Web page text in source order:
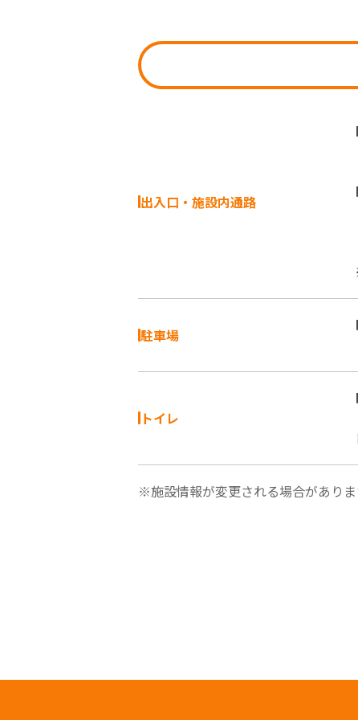
出入口・施設内通路
駐車場
トイレ
※施設情報が変更される場合があり